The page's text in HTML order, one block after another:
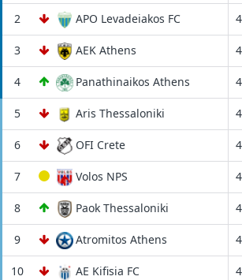
2 APO Levadeiakos FC 4
3 AEK Athens 4
4 Panathinaikos Athens 4
5 Aris Thessaloniki 4
6 OFI Crete 4
7 Volos NPS 4
8 Paok Thessaloniki 4
9 Atromitos Athens 4
10 AE Kifisia FC 4